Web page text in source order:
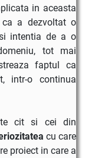
in aceasta
a dezvoltat o
intentia de a o
tot mai
faptul ca
intr-o continua
cit si cei din
cu care
proiect in care a